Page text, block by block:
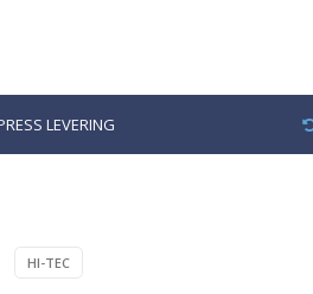
LEVERING
HI-TEC